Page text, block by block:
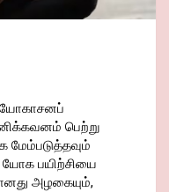
யோகாசனப்
பெற்று
பயிற்சியை
அழகையும்,